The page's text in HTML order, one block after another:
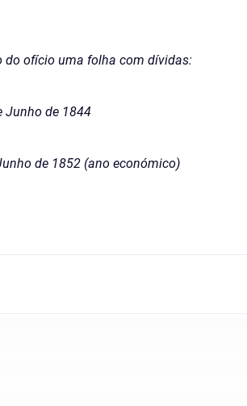
do ofício uma folha com dívidas:
Junho de 1844
de 1852 (ano económico)